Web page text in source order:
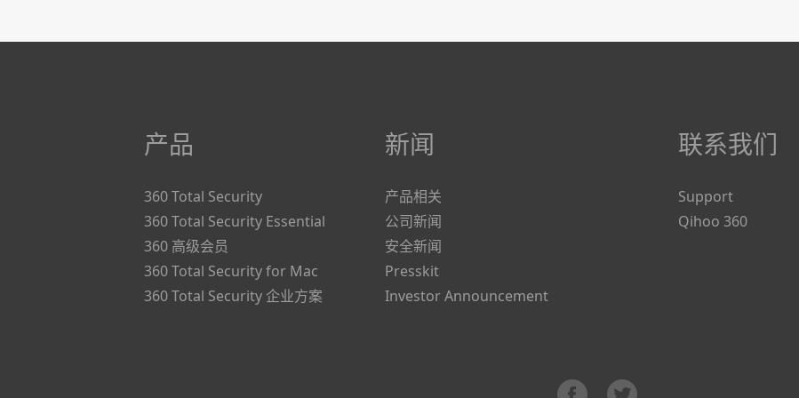
产品
360 Total Security
360 Total Security Essential
360 高级会员
360 Total Security for Mac
360 Total Security 企业方案
新闻
产品相关
公司新闻
安全新闻
Presskit
Investor Announcement
联系我们
Support
Qihoo 360